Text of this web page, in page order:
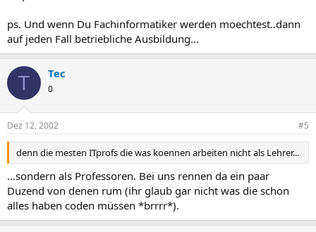
ps. Und wenn Du Fachinformatiker werden moechtest..dann
auf jeden Fall betriebliche Ausbildung...
T Tec
0
Dez 12, 2002 #5
denn die mesten ITprofs die was koennen arbeiten nicht als Lehrer...
...sondern als Professoren. Bei uns rennen da ein paar
Duzend von denen rum (ihr glaub gar nicht was die schon
alles haben coden müssen *brrrr*).